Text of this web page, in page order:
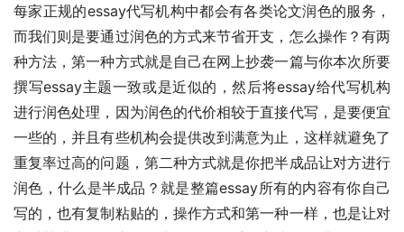
每家正规的essay代写机构中都会有各类论文润色的服务，
而我们则是要通过润色的方式来节省开支，怎么操作？有两
种方法，第一种方式就是自己在网上抄袭一篇与你本次所要
撰写essay主题一致或是近似的，然后将essay给代写机构
进行润色处理，因为润色的代价相较于直接代写，是要便宜
一些的，并且有些机构会提供改到满意为止，这样就避免了
重复率过高的问题，第二种方式就是你把半成品让对方进行
润色，什么是半成品？就是整篇essay所有的内容有你自己
写的，也有复制粘贴的，操作方式和第一种一样，也是让对